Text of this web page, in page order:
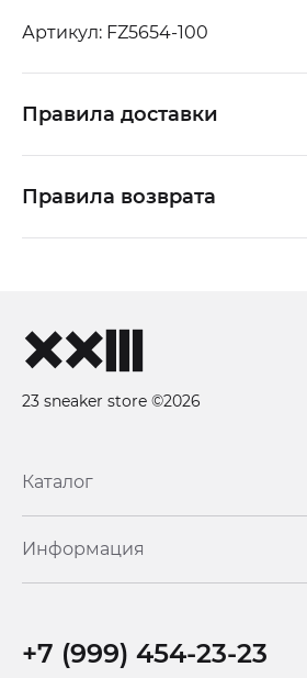
Артикул: FZ5654-100
Правила доставки
Правила возврата
23 sneaker store ©2026
Каталог
Информация
+7 (999) 454-23-23